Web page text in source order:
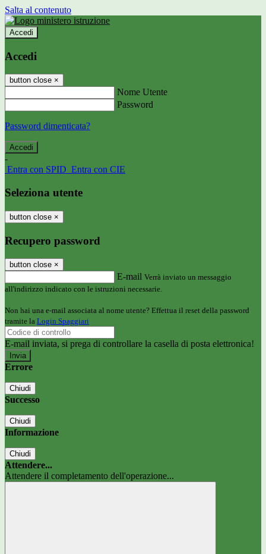
Salta al contenuto
Accedi
Accedi
button close ×
Nome Utente
Password
Password dimenticata?
-
Entra con SPID Entra con CIE
Seleziona utente
button close ×
Recupero password
button close ×
E-mail Verrà inviato un messaggio
all'indirizzo indicato con le istruzioni necessarie.
Non hai una e-mail associata al nome utente? Effettua il reset della password
tramite la Login Spaggiari
E-mail inviata, si prega di controllare la casella di posta elettronica!
Errore
Chiudi
Successo
Chiudi
Informazione
Chiudi
Attendere...
Attendere il completamento dell'operazione...